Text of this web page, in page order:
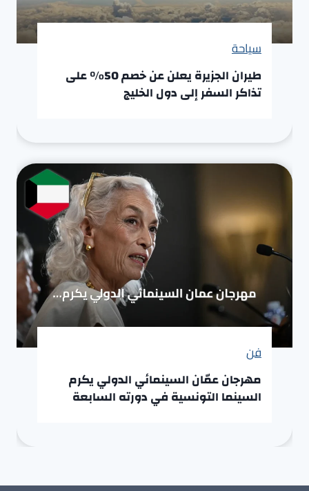
سياحة
طيران الجزيرة يعلن عن خصم 50% على
تذاكر السفر إلى دول الخليج
فن
مهرجان عمّان السينمائي الدولي يكرم
السينما التونسية في دورته السابعة